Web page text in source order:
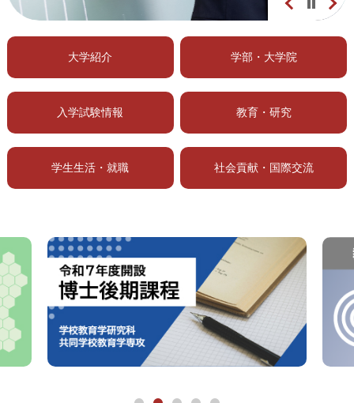
大学紹介 学部・大学院
入学試験情報 教育・研究
学生生活・就職 社会貢献・国際交流